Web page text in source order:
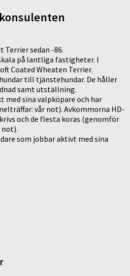
Terrier sedan -86.
på lantliga fastigheter. I
Coated Wheaten Terrier.
till tjänstehundar. De håller
samt utställning.
sina valpköpare och har
vår not). Avkommorna HD-
och de flesta koras (genomför
not).
som jobbar aktivt med sina